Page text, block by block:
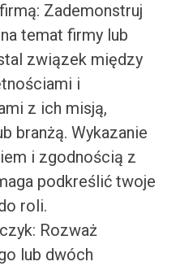
Zademonstruj
temat firmy lub
związek między
i
z ich misją,
branżą. Wykazanie
i zgodnością z
podkreślić twoje
roli.
Rozważ
lub dwóch